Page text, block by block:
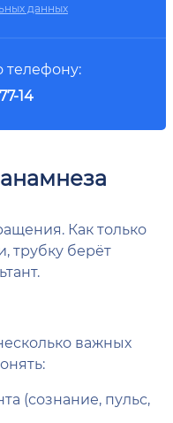
данных
телефону:
14
Как только
трубку берёт
важных
(сознание, пульс,